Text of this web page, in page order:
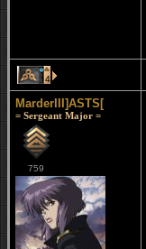
4
MarderIII]ASTS[
= Sergeant Major =
759